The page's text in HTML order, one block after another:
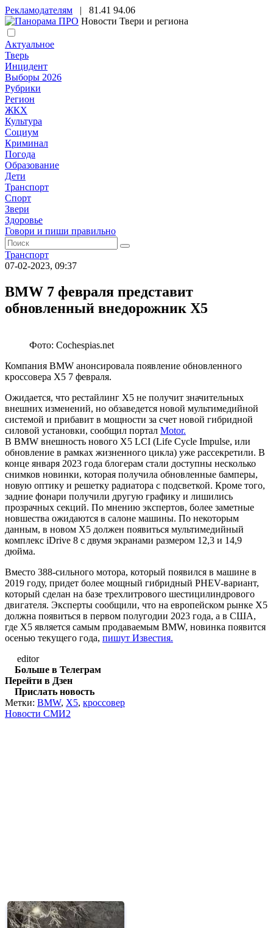
Рекламодателям | 81.41 94.06
Новости Твери и региона
Актуальное
Тверь
Инцидент
Выборы 2026
Рубрики
Регион
ЖКХ
Культура
Социум
Криминал
Погода
Образование
Дети
Транспорт
Спорт
Звери
Здоровье
Говори и пиши правильно
Транспорт
07-02-2023, 09:37
BMW 7 февраля представит
обновленный внедорожник X5
Фото: Cochespias.net
Компания BMW анонсировала появление обновленного
кроссовера X5 7 февраля.
Ожидается, что рестайлинг X5 не получит значительных
внешних изменений, но обзаведется новой мультимедийной
системой и прибавит в мощности за счет новой гибридной
силовой установки, сообщил портал Motor.
В BMW внешность нового X5 LCI (Life Cycle Impulse, или
обновление в рамках жизненного цикла) уже рассекретили. В
конце января 2023 года блогерам стали доступны несколько
снимков новинки, которая получила обновленные бамперы,
новую оптику и решетку радиатора с подсветкой. Кроме того,
задние фонари получили другую графику и лишились
прозрачных секций. По мнению экспертов, более заметные
новшества ожидаются в салоне машины. По некоторым
данным, в новом X5 должен появиться мультимедийный
комплекс iDrive 8 с двумя экранами размером 12,3 и 14,9
дюйма.
Вместо 388-сильного мотора, который появился в машине в
2019 году, придет более мощный гибридный PHEV-вариант,
который сделан на базе трехлитрового шестицилиндрового
двигателя. Эксперты сообщили, что на европейском рынке X5
должна появиться в первом полугодии 2023 года, а в США,
где X5 является самым продаваемым BMW, новинка появится
осенью текущего года, пишут Известия.
editor
Больше в Телеграм
Перейти в Дзен
Прислать новость
Метки: BMW, X5, кроссовер
Новости СМИ2